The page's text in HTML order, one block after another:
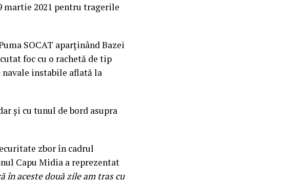
martie 2021 pentru tragerile
SOCAT aparținând Bazei
foc cu o rachetă de tip
instabile aflată la
și cu tunul de bord asupra
zbor în cadrul
Capu Midia a reprezentat
în aceste două zile am tras cu